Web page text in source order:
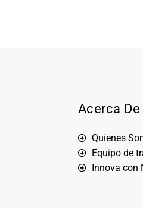
Acerca De
Quienes
Equipo de
Innova con